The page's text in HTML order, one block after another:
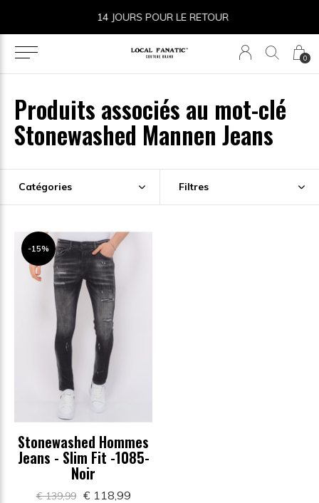
0
14 JOURS POUR LE RETOUR
Produits associés au mot-clé
Stonewashed Mannen Jeans
Catégories Filtres
-15%
Stonewashed Hommes
Jeans - Slim Fit -1085-
Noir
€ 139,99 € 118,99